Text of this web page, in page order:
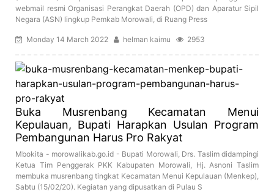
webmail resmi Organisasi Perangkat Daerah (OPD) dan Aparatur Sipil
Negara (ASN) lingkup Pemkab Morowali, di Ruang Press
Monday 14 March 2022 helman kaimu 2953
Buka Musrenbang Kecamatan Menui
Kepulauan, Bupati Harapkan Usulan Program
Pembangunan Harus Pro Rakyat
Mbokita - morowalikab.go.id - Bupati Morowali, Drs. Taslim didampingi
Ketua Tim Penggerak PKK Kabupaten Morowali, Hj. Asnoni Taslim
membuka musrenbang tingkat Kecamatan Menui Kepulauan (Menkep),
Sabtu (15/02/20). Kegiatan yang dipusatkan di Pulau S